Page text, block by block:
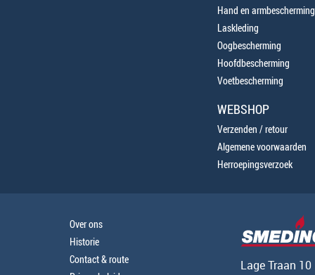
Hand en armbescherming
Laskleding
Oogbescherming
Hoofdbescherming
Voetbescherming
WEBSHOP
Verzenden / retour
Algemene voorwaarden
Herroepingsverzoek
Over ons
Historie
Contact & route
Lage Traan 10